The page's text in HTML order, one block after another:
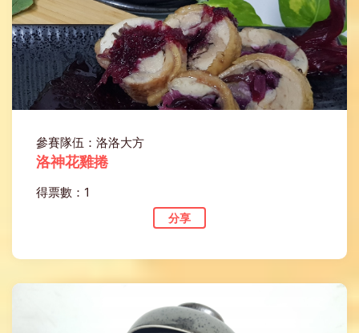
參賽隊伍：洛洛大方
洛神花雞捲
得票數：1
分享